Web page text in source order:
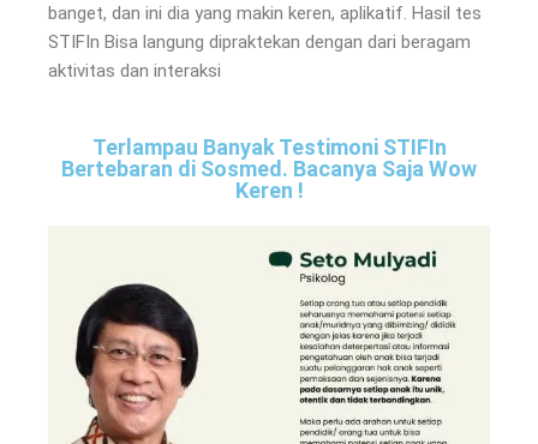
banget, dan ini dia yang makin keren, aplikatif. Hasil tes
STIFIn Bisa langung dipraktekan dengan dari beragam
aktivitas dan interaksi
Terlampau Banyak Testimoni STIFIn
Bertebaran di Sosmed. Bacanya Saja Wow
Keren !